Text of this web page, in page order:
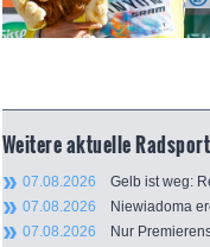
Weitere aktuelle
07.08.2026 Gelb ist weg:
07.08.2026 Niewiadoma
07.08.2026 Nur